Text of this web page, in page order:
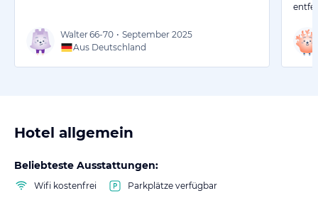
Walter66-70 • September 2025
Aus Deutschland
Hotel allgemein
Beliebteste Ausstattungen:
Wifi kostenfrei Parkplätze verfügbar